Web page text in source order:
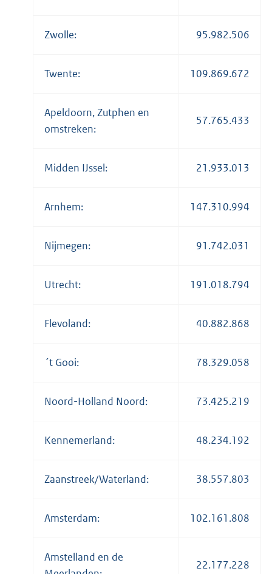
Zwolle: 95.982.506
Twente: 109.869.672
Apeldoorn, Zutphen en
omstreken:
57.765.433
Midden IJssel: 21.933.013
Arnhem: 147.310.994
Nijmegen: 91.742.031
Utrecht: 191.018.794
Flevoland: 40.882.868
´t Gooi: 78.329.058
Noord-Holland Noord: 73.425.219
Kennemerland: 48.234.192
Zaanstreek/Waterland: 38.557.803
Amsterdam: 102.161.808
Amstelland en de
22.177.228